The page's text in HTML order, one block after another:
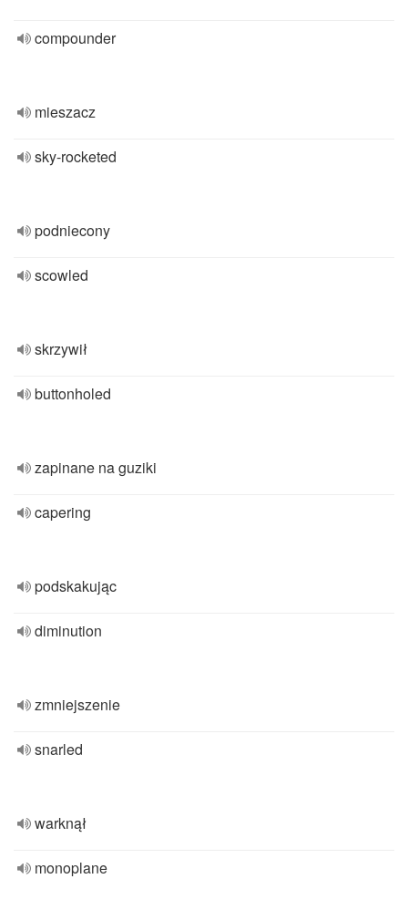
compounder
mieszacz
sky-rocketed
podniecony
scowled
skrzywił
buttonholed
zapinane na guziki
capering
podskakując
diminution
zmniejszenie
snarled
warknął
monoplane